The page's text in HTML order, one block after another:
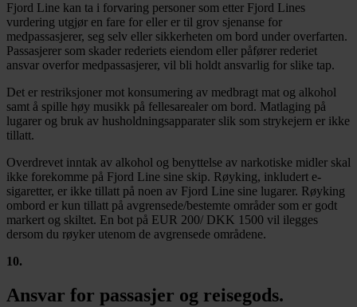
Fjord Line kan ta i forvaring personer som etter Fjord Lines
vurdering utgjør en fare for eller er til grov sjenanse for
medpassasjerer, seg selv eller sikkerheten om bord under overfarten.
Passasjerer som skader rederiets eiendom eller påfører rederiet
ansvar overfor medpassasjerer, vil bli holdt ansvarlig for slike tap.
Det er restriksjoner mot konsumering av medbragt mat og alkohol
samt å spille høy musikk på fellesarealer om bord. Matlaging på
lugarer og bruk av husholdningsapparater slik som strykejern er ikke
tillatt.
Overdrevet inntak av alkohol og benyttelse av narkotiske midler skal
ikke forekomme på Fjord Line sine skip. Røyking, inkludert e-
sigaretter, er ikke tillatt på noen av Fjord Line sine lugarer. Røyking
ombord er kun tillatt på avgrensede/bestemte områder som er godt
markert og skiltet. En bot på EUR 200/ DKK 1500 vil ilegges
dersom du røyker utenom de avgrensede områdene.
10.
Ansvar for passasjer og reisegods.